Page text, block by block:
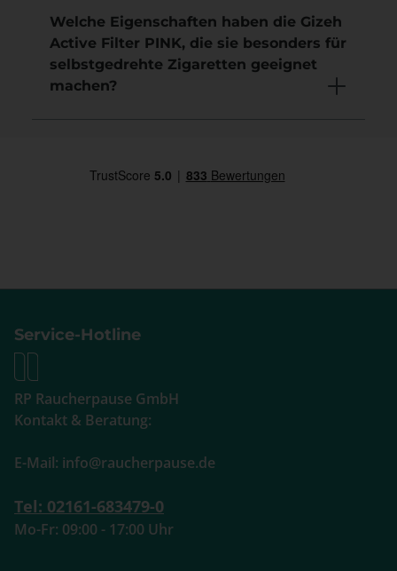
Welche Eigenschaften haben die Gizeh
Active Filter PINK, die sie besonders für
selbstgedrehte Zigaretten geeignet
machen?
Service-Hotline
RP Raucherpause GmbH
Kontakt & Beratung:
E-Mail: info@raucherpause.de
Tel: 02161-683479-0
Mo-Fr: 09:00 - 17:00 Uhr